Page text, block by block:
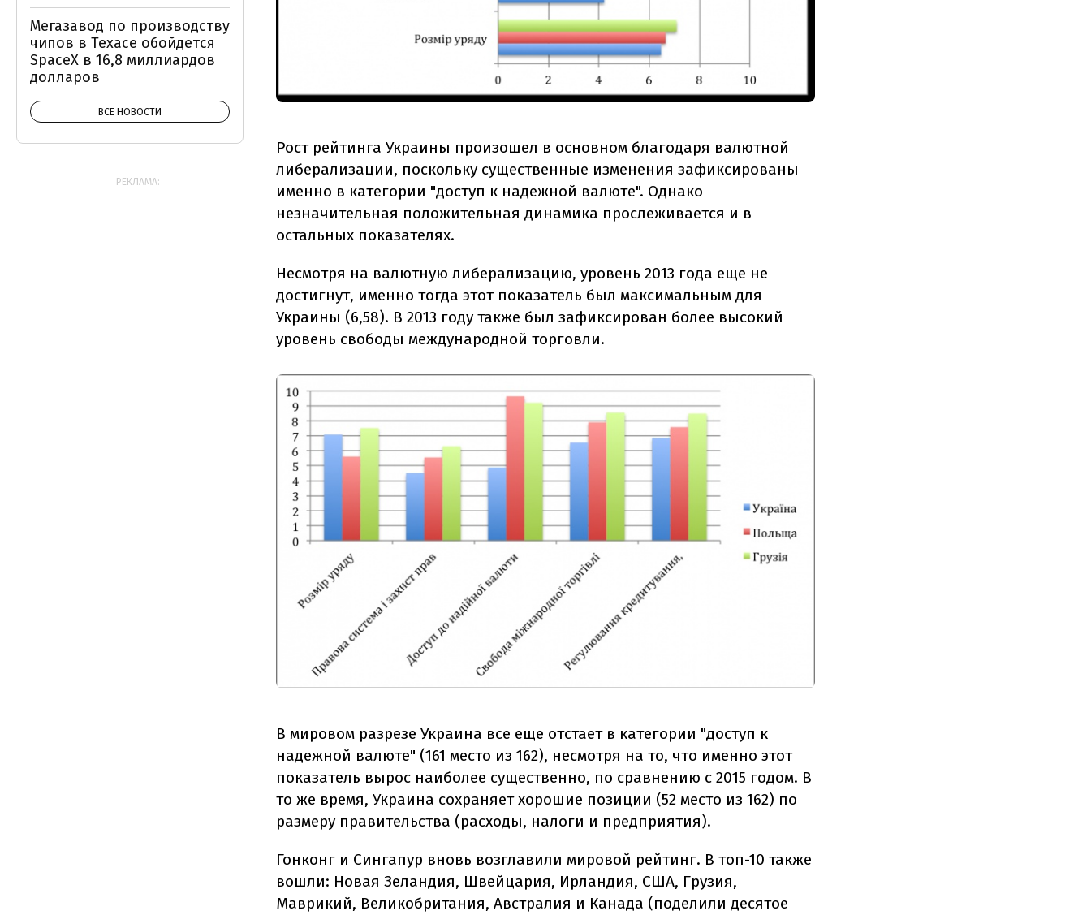
Рост рейтинга Украины произошел в основном благодаря валютной
либерализации, поскольку существенные изменения зафиксированы
именно в категории "доступ к надежной валюте"​. Однако
незначительная положительная динамика прослеживается и в
остальных показателях.
Несмотря на валютную либерализацию, уровень 2013 года еще не
достигнут, именно тогда этот показатель был максимальным для
Украины (6,58). В 2013 году также был зафиксирован более высокий
уровень свободы международной торговли.
В мировом разрезе Украина все еще отстает в категории "доступ к
надежной валюте" (161 место из 162), несмотря на то, что именно этот
показатель вырос наиболее существенно, по сравнению с 2015 годом. В
то же время, Украина сохраняет хорошие позиции (52 место из 162) по
размеру правительства (расходы, налоги и предприятия).
Гонконг и Сингапур вновь возглавили мировой рейтинг. В топ-10 также
вошли: Новая Зеландия, Швейцария, Ирландия, США, Грузия,
Маврикий, Великобритания, Австралия и Канада (поделили десятое
Мегазавод по производству
чипов в Техасе обойдется
SpaceX в 16,8 миллиардов
долларов
ВСЕ НОВОСТИ
РЕКЛАМА: